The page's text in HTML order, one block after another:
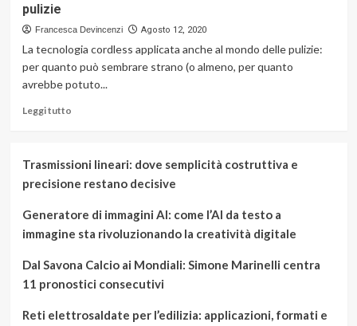
pulizie
Francesca Devincenzi Agosto 12, 2020
La tecnologia cordless applicata anche al mondo delle pulizie:
per quanto può sembrare strano (o almeno, per quanto
avrebbe potuto...
Leggi tuttoLeggi
Aspirapolvere
senza
tecnologia
cordless
Trasmissioni lineari: dove semplicità costruttiva e
precisione restano decisive
Generatore di immagini AI: come l’AI da testo a
immagine sta rivoluzionando la creatività digitale
Dal Savona Calcio ai Mondiali: Simone Marinelli centra
11 pronostici consecutivi
Reti elettrosaldate per l’edilizia: applicazioni, formati e